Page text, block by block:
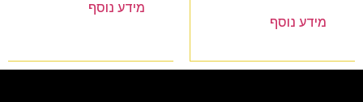
מידע נוסף
מידע נוסף